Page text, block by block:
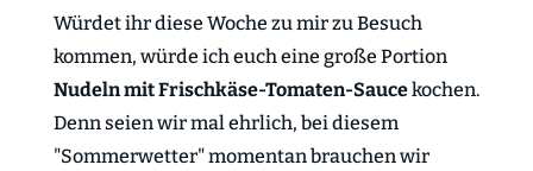
Würdet ihr diese Woche zu mir zu Besuch
kommen, würde ich euch eine große Portion
Nudeln mit Frischkäse-Tomaten-Saucekochen.
Denn seien wir mal ehrlich, bei diesem
"Sommerwetter" momentan brauchen wir